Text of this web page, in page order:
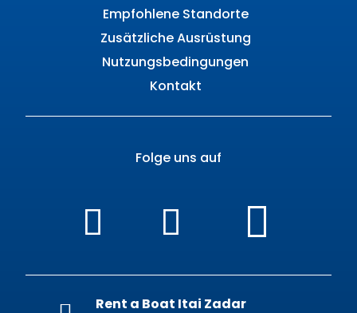
Empfohlene Standorte
Zusätzliche Ausrüstung
Nutzungsbedingungen
Kontakt
Folge uns auf
Rent a Boat Itai Zadar